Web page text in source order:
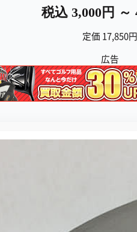
税込 3,000円 ～
定価 17,850円
広告